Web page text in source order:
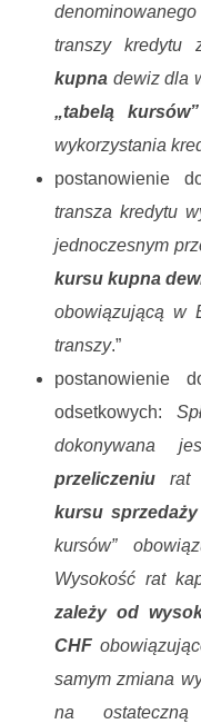
transzy kredytu
kupna dewiz dla
„tabelą
wykorzystania
postanowienie
transza kredytu
jednoczesnym
kursu kupna
obowiązującą w
transzy.”
postanowienie
odsetkowych:
dokonywana
przeliczeniurat
kursu
kursów”
Wysokość rat
zależy od
CHF
samym zmiana
na ostateczną